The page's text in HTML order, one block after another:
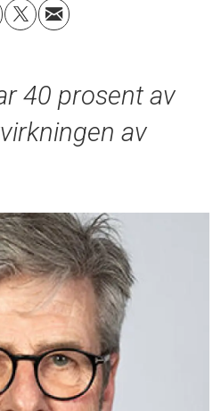
40 prosent av
av